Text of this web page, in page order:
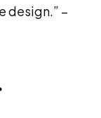
design.” –